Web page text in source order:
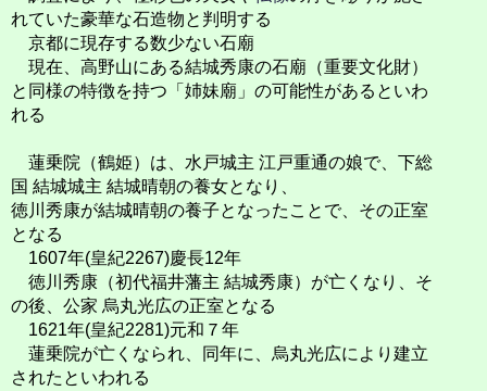
れていた豪華な石造物と判明する
京都に現存する数少ない石廟
現在、高野山にある結城秀康の石廟（重要文化財）
と同様の特徴を持つ「姉妹廟」の可能性があるといわ
れる
蓮乗院（鶴姫）は、水戸城主 江戸重通の娘で、下総
国 結城城主 結城晴朝の養女となり、
徳川秀康が結城晴朝の養子となったことで、その正室
となる
1607年(皇紀2267)慶長12年
徳川秀康（初代福井藩主 結城秀康）が亡くなり、そ
の後、公家 烏丸光広の正室となる
1621年(皇紀2281)元和７年
蓮乗院が亡くなられ、同年に、烏丸光広により建立
されたといわれる